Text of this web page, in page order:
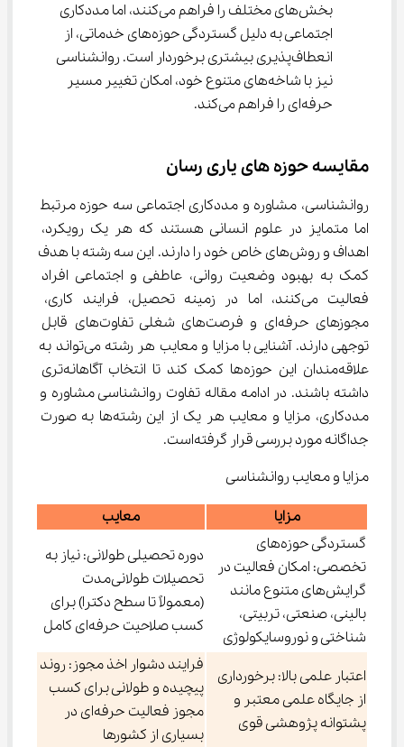
بخش‌های مختلف را فراهم می‌کنند، اما مددکاری
اجتماعی به دلیل گستردگی حوزه‌های خدماتی، از
انعطاف‌پذیری بیشتری برخوردار است. روانشناسی
نیز با شاخه‌های متنوع خود، امکان تغییر مسیر
حرفه‌ای را فراهم می‌کند.
مقایسه حوزه‌ های یاری ‌رسان
روانشناسی، مشاوره و مددکاری اجتماعی سه حوزه مرتبط
اما متمایز در علوم انسانی هستند که هر یک رویکرد،
اهداف و روش‌های خاص خود را دارند. این سه رشته با هدف
کمک به بهبود وضعیت روانی، عاطفی و اجتماعی افراد
فعالیت می‌کنند، اما در زمینه تحصیل، فرایند کاری،
مجوزهای حرفه‌ای و فرصت‌های شغلی تفاوت‌های قابل
توجهی دارند. آشنایی با مزایا و معایب هر رشته می‌تواند به
علاقه‌مندان این حوزه‌ها کمک کند تا انتخاب آگاهانه‌تری
داشته باشند. در ادامه مقاله تفاوت روانشناسی مشاوره و
مددکاری، مزایا و معایب هر یک از این رشته‌ها به صورت
جداگانه مورد بررسی قرار گرفته‌است.
مزایا و معایب روانشناسی
مزایا
معایب
گستردگی حوزه‌های
تخصصی: امکان فعالیت در
گرایش‌های متنوع مانند
بالینی، صنعتی، تربیتی،
شناختی و نوروسایکولوژی
دوره تحصیلی طولانی: نیاز به
تحصیلات طولانی‌مدت
(معمولاً تا سطح دکترا) برای
کسب صلاحیت حرفه‌ای کامل
اعتبار علمی بالا: برخورداری
از جایگاه علمی معتبر و
پشتوانه پژوهشی قوی
فرایند دشوار اخذ مجوز: روند
پیچیده و طولانی برای کسب
مجوز فعالیت حرفه‌ای در
بسیاری از کشورها